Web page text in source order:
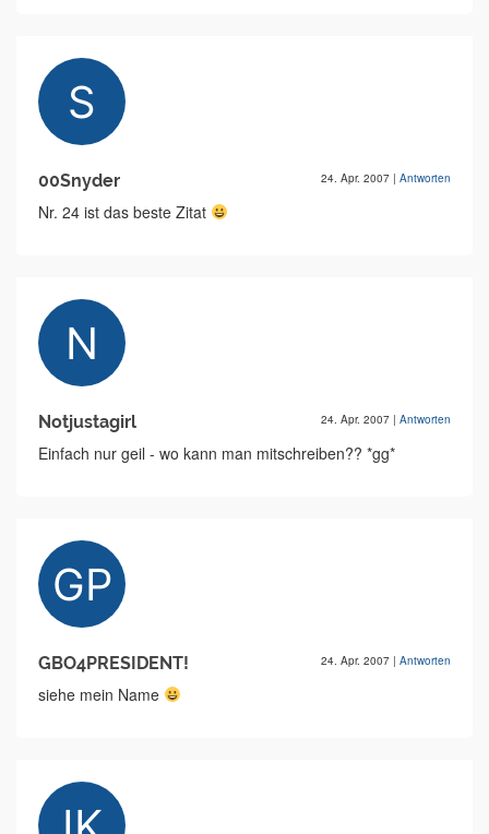
00Snyder 24. Apr. 2007 | Antworten
Nr. 24 ist das beste Zitat
Notjustagirl 24. Apr. 2007 | Antworten
Einfach nur geil - wo kann man mitschreiben?? *gg*
GBO4PRESIDENT! 24. Apr. 2007 | Antworten
siehe mein Name